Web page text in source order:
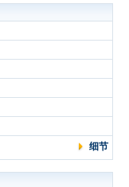
细节